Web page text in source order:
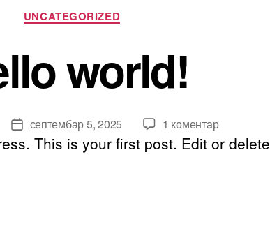
Категорије
UNCATEGORIZED
world!
Датум
чланка
септембар 5, 2025 1 коментарна
Hello
This is your first post. Edit or delete